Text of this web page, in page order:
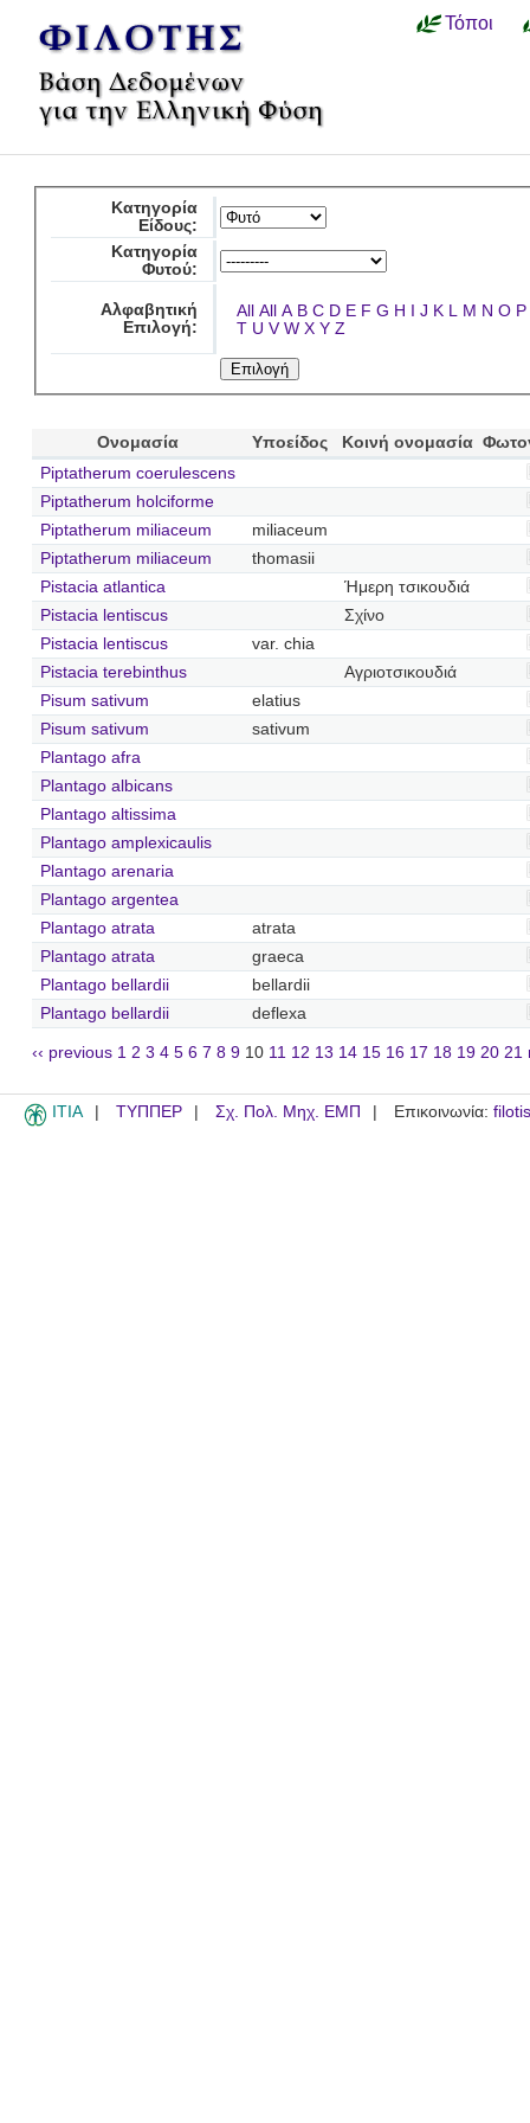
Τόποι
Κατηγορία
Είδους:
Κατηγορία
Φυτού:
Αλφαβητική
Επιλογή:
All All A B C D E F G H I J K L M N O P
T U V W X Y Z
Ονομασία Υποείδος Κοινή ονομασία
Piptatherum coerulescens
Piptatherum holciforme
Piptatherum miliaceum
miliaceum
Piptatherum miliaceum
thomasii
Pistacia atlantica
Ήμερη τσικουδιά
Pistacia lentiscus
Σχίνο
Pistacia lentiscus
var. chia
Pistacia terebinthus
Αγριοτσικουδιά
Pisum sativum
elatius
Pisum sativum
sativum
Plantago afra
Plantago albicans
Plantago altissima
Plantago amplexicaulis
Plantago arenaria
Plantago argentea
Plantago atrata
atrata
Plantago atrata
graeca
Plantago bellardii
bellardii
Plantago bellardii
deflexa
‹‹ previous 1 2 3 4 5 6 7 8 9 10 11 12 13 14 15 16 17 18 19 20 21
ITIA ΤΥΠΠΕΡ Σχ. Πολ. Μηχ. ΕΜΠ Επικοινωνία: